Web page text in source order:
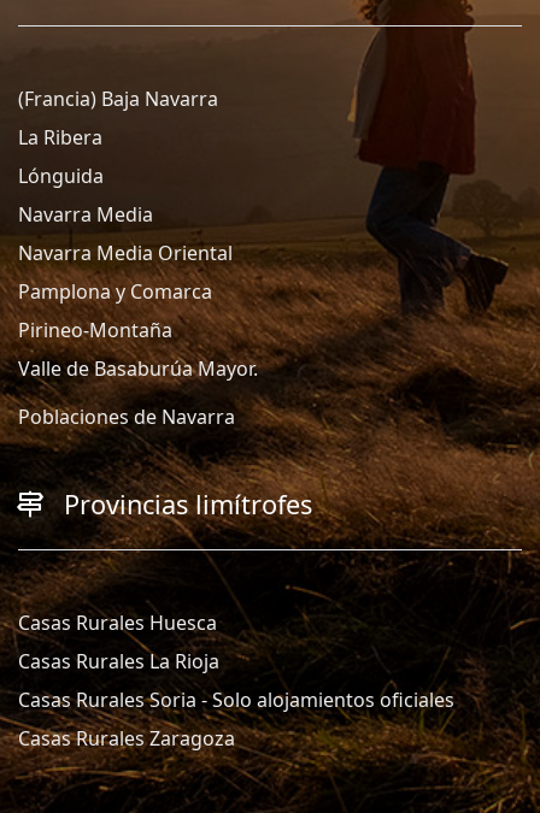
(Francia) Baja Navarra
La Ribera
Lónguida
Navarra Media
Navarra Media Oriental
Pamplona y Comarca
Pirineo-Montaña
Valle de Basaburúa Mayor.
Poblaciones de Navarra
Provincias limítrofes
Casas Rurales Huesca
Casas Rurales La Rioja
Casas Rurales Soria - Solo alojamientos oficiales
Casas Rurales Zaragoza